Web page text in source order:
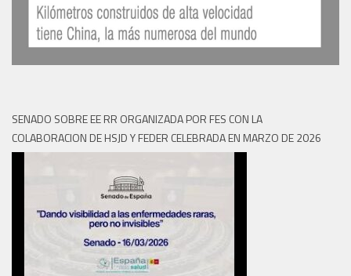
SENADO SOBRE EE RR ORGANIZADA POR FES CON LA
COLABORACION DE HSJD Y FEDER CELEBRADA EN MARZO DE 2026